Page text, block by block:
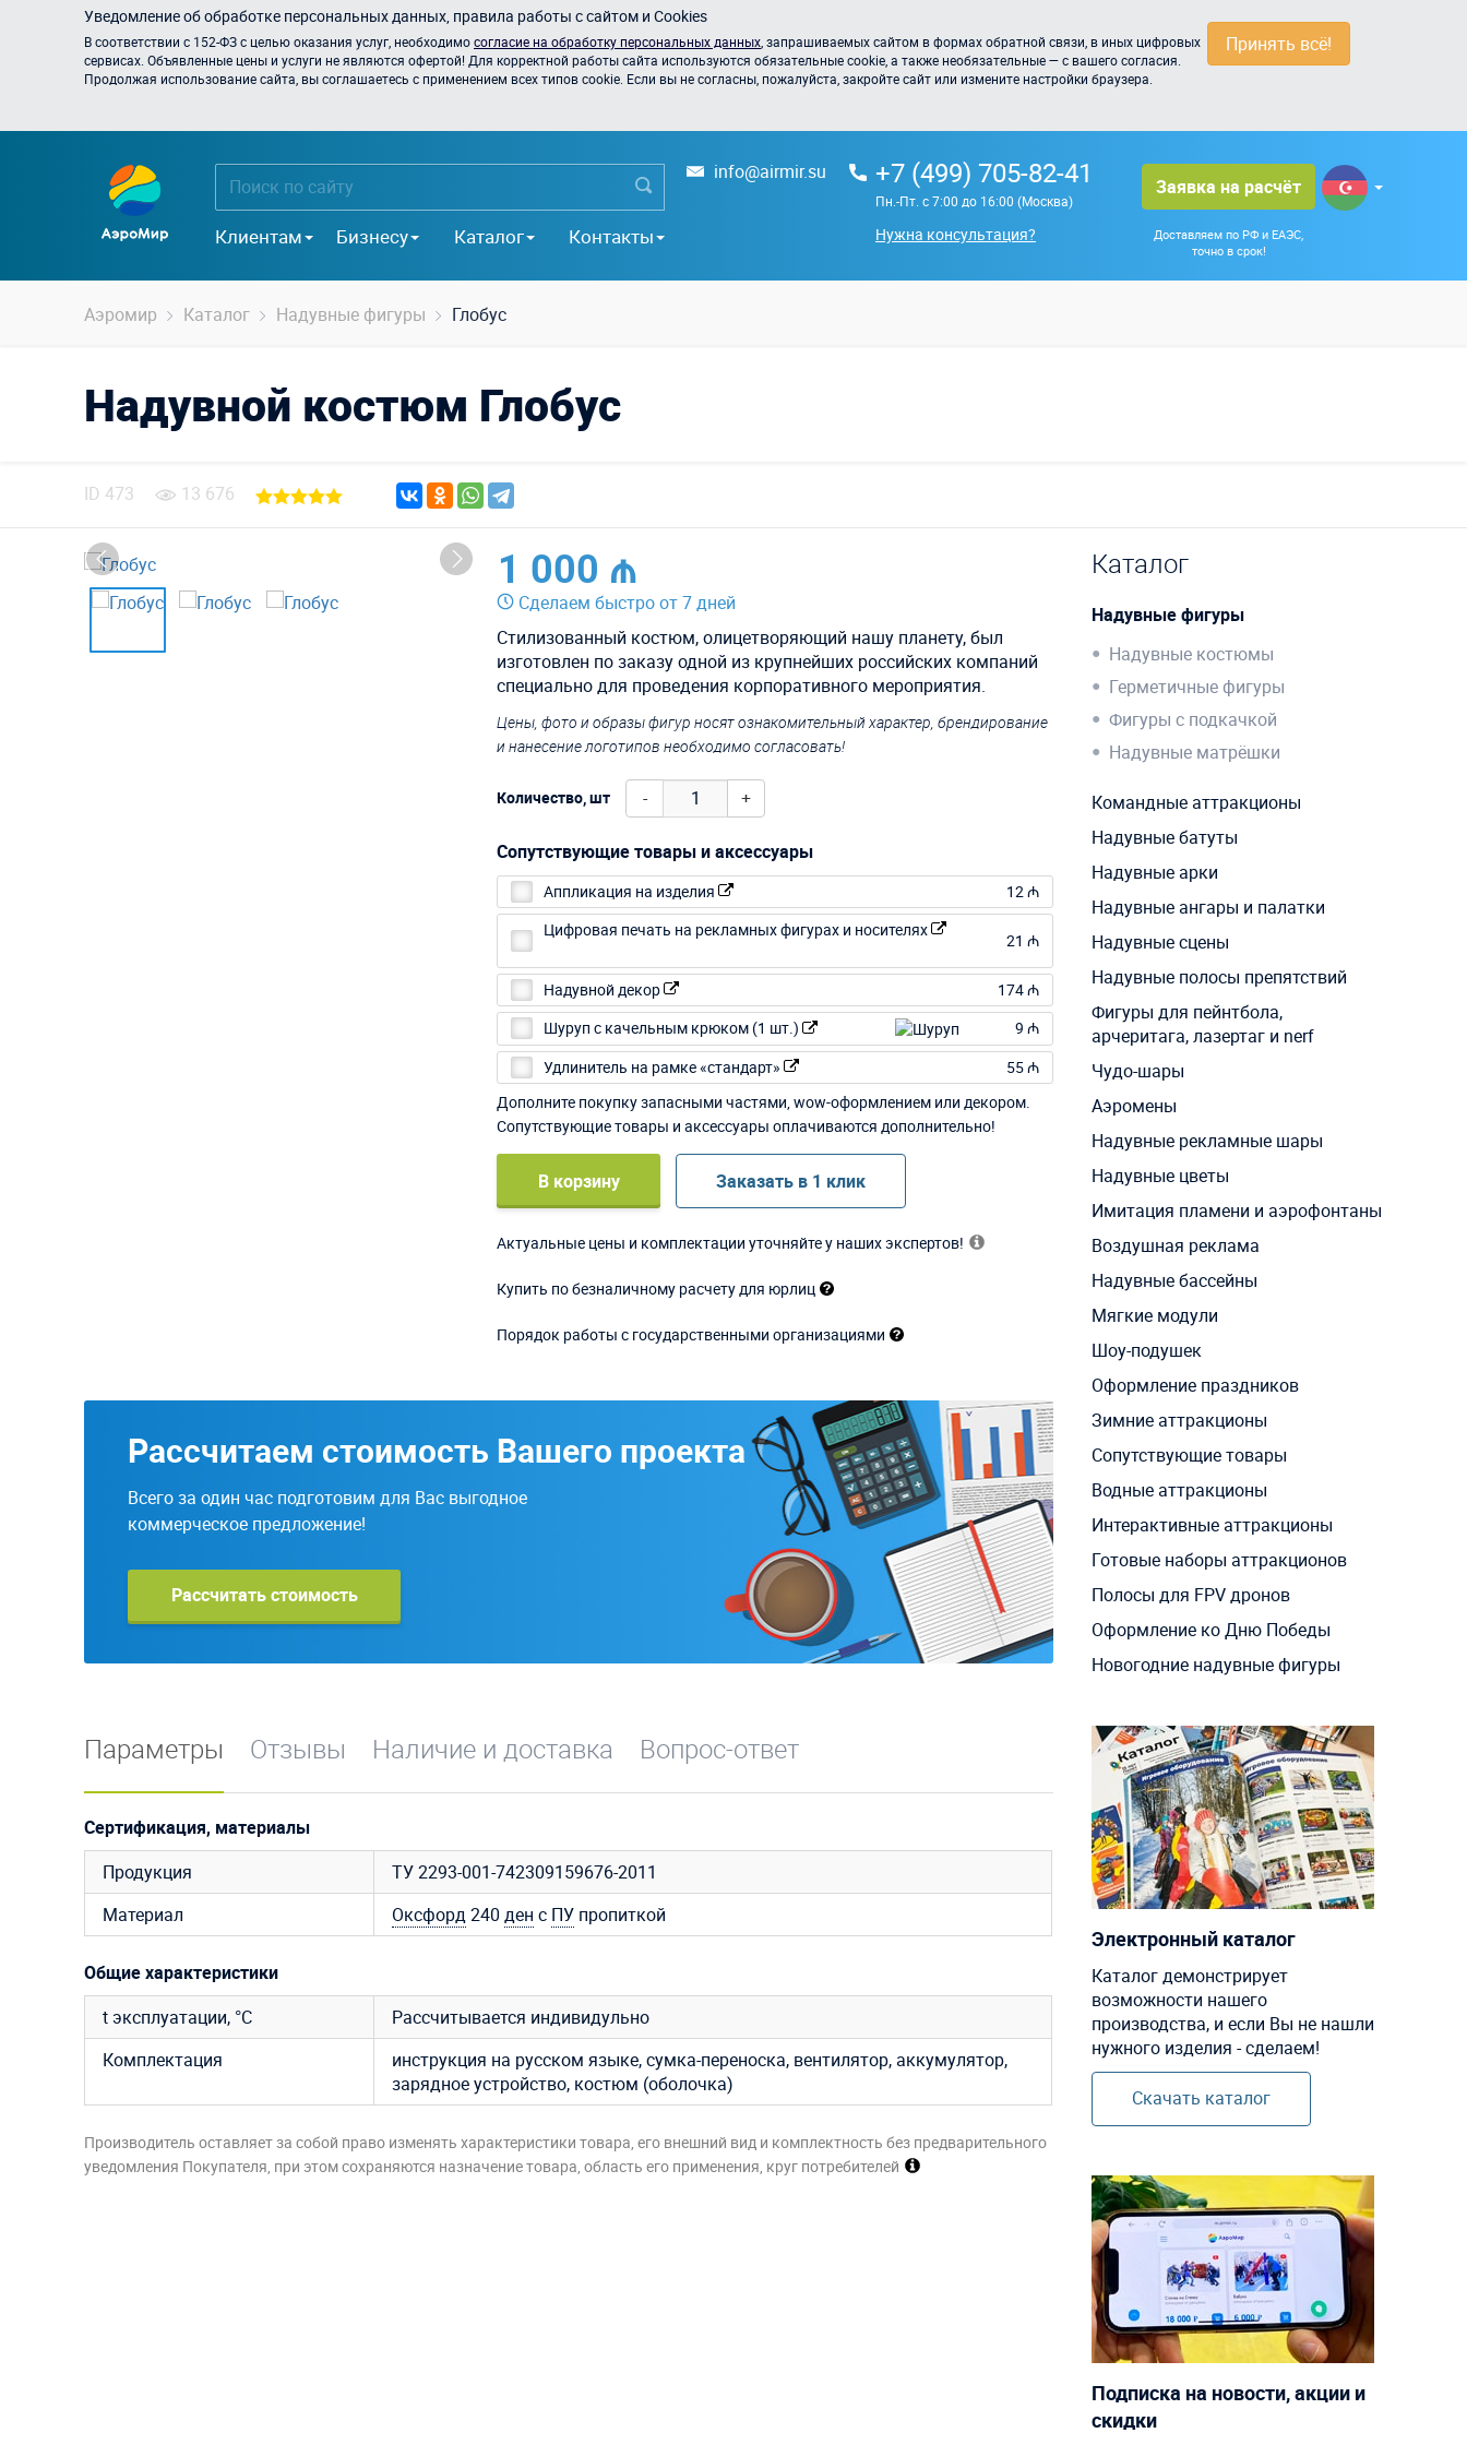
Принять всё!
Уведомление об обработке персональных данных, правила работы с сайтом и Cookies
В соответствии с 152-ФЗ с целью оказания услуг, необходимосогласие на обработку персональных данных , запрашиваемых сайтом в формах обратной связи, в иных цифровых
сервисах. Объявленные цены и услуги не являются офертой! Для корректной работы сайта используются обязательные cookie, а также необязательные — с вашего согласия.
Продолжая использование сайта, вы соглашаетесь с применением всех типов cookie. Если вы не согласны, пожалуйста, закройте сайт или измените настройки браузера.
Клиентам Бизнесу Каталог Контакты
info@airmir.su +7 (499) 705-82-41
Пн.-Пт. с 7:00 до 16:00 (Москва)
Нужна консультация?
Заявка на расчёт
Доставляем по РФ и ЕАЭС,
точно в срок!
Аэромир Каталог Надувные фигуры Глобус
Надувной костюм Глобус
ID 473 13 676
1 000 ₼
Сделаем быстро от 7 дней
Стилизованный костюм, олицетворяющий нашу планету, был
изготовлен по заказу одной из крупнейших российских компаний
специально для проведения корпоративного мероприятия.
Цены, фото и образы фигур носят ознакомительный характер, брендирование
и нанесение логотипов необходимо согласовать!
Количество, шт - +
Сопутствующие товары и аксессуары
Аппликация на изделия
12 ₼
Цифровая печать на рекламных фигурах и носителях
21 ₼
Надувной декор
174 ₼
Шуруп с качельным крюком (1 шт.)
9 ₼
Удлинитель на рамке «стандарт»
55 ₼
Дополните покупку запасными частями, wow-оформлением или декором.
Сопутствующие товары и аксессуары оплачиваются дополнительно!
В корзину Заказать в 1 клик
Актуальные цены и комплектации уточняйте у наших экспертов!
Купить по безналичному расчету для юрлиц
Порядок работы с государственными организациями
Рассчитаем стоимость Вашего проекта
Всего за один час подготовим для Вас выгодное
коммерческое предложение!
Рассчитать стоимость
Параметры Отзывы Наличие и доставка Вопрос-ответ
Сертификация, материалы
Продукция
ТУ 2293-001-742309159676-2011
Материал
Оксфорд240 ден с ПУ пропиткой
Общие характеристики
t эксплуатации, °C
Рассчитывается индивидульно
Комплектация
инструкция на русском языке, сумка-переноска, вентилятор, аккумулятор,
зарядное устройство, костюм (оболочка)
Производитель оставляет за собой право изменять характеристики товара, его внешний вид и комплектность без предварительного
уведомления Покупателя, при этом сохраняются назначение товара, область его применения, круг потребителей
Каталог
Надувные фигуры
Надувные костюмы
Герметичные фигуры
Фигуры с подкачкой
Надувные матрёшки
Командные аттракционы
Надувные батуты
Надувные арки
Надувные ангары и палатки
Надувные сцены
Надувные полосы препятствий
Фигуры для пейнтбола,
арчеритага, лазертаг и nerf
Чудо-шары
Аэромены
Надувные рекламные шары
Надувные цветы
Имитация пламени и аэрофонтаны
Воздушная реклама
Надувные бассейны
Мягкие модули
Шоу-подушек
Оформление праздников
Зимние аттракционы
Сопутствующие товары
Водные аттракционы
Интерактивные аттракционы
Готовые наборы аттракционов
Полосы для FPV дронов
Оформление ко Дню Победы
Новогодние надувные фигуры
Электронный каталог
Каталог демонстрирует
возможности нашего
производства, и если Вы не нашли
нужного изделия - сделаем!
Скачать каталог
Подписка на новости, акции и
скидки